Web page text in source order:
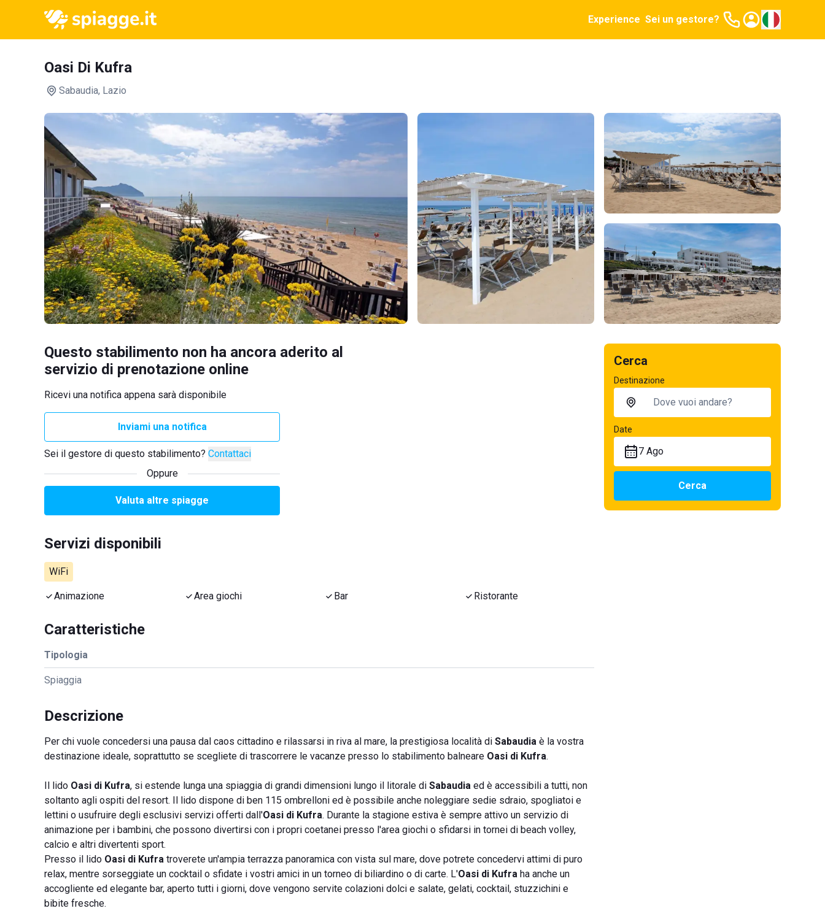
Experience Sei un gestore?
Oasi Di Kufra
Sabaudia, Lazio
Questo stabilimento non ha ancora aderito al
servizio di prenotazione online
Ricevi una notifica appena sarà disponibile
Inviami una notifica
Sei il gestore di questo stabilimento? Contattaci
Oppure
Valuta altre spiagge
Servizi disponibili
WiFi
Animazione Area giochi Bar Ristorante
Caratteristiche
Tipologia
Spiaggia
Descrizione
Per chi vuole concedersi una pausa dal caos cittadino e rilassarsi in riva al mare, la prestigiosa località di Sabaudia è la vostra
destinazione ideale, soprattutto se scegliete di trascorrere le vacanze presso lo stabilimento balneare Oasi di Kufra.
Il lido Oasi di Kufra, si estende lunga una spiaggia di grandi dimensioni lungo il litorale di Sabaudia ed è accessibili a tutti, non
soltanto agli ospiti del resort. Il lido dispone di ben 115 ombrelloni ed è possibile anche noleggiare sedie sdraio, spogliatoi e
lettini o usufruire degli esclusivi servizi offerti dall'Oasi di Kufra. Durante la stagione estiva è sempre attivo un servizio di
animazione per i bambini, che possono divertirsi con i propri coetanei presso l'area giochi o sfidarsi in tornei di beach volley,
calcio e altri divertenti sport.
Presso il lido Oasi di Kufra troverete un'ampia terrazza panoramica con vista sul mare, dove potrete concedervi attimi di puro
relax, mentre sorseggiate un cocktail o sfidate i vostri amici in un torneo di biliardino o di carte. L'Oasi di Kufra ha anche un
accogliente ed elegante bar, aperto tutti i giorni, dove vengono servite colazioni dolci e salate, gelati, cocktail, stuzzichini e
bibite fresche.
Cerca
Destinazione
Date
7 Ago
Cerca